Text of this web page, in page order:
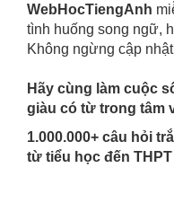
WebHocTiengAnh
tình huống song ngữ,
Không ngừng cập
Hãy cùng làm cuộc
giàu có từ trong tâm
1.000.000+ câu hỏi
từ tiểu học đến